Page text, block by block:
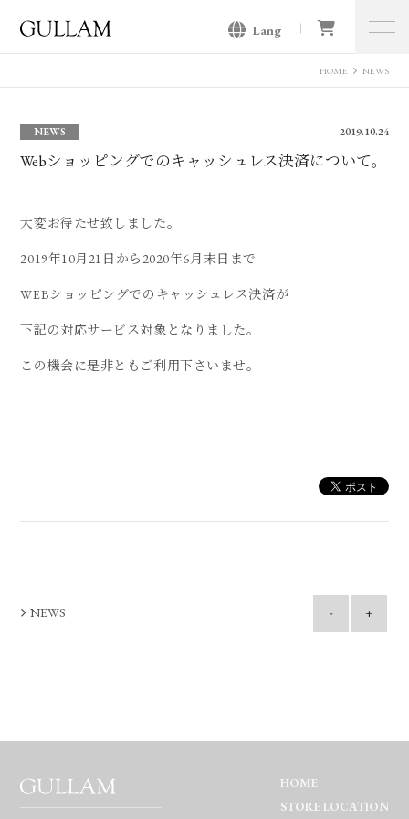
Lang
HOME NEWS
NEWS 2019.10.24
Webショッピングでのキャッシュレス決済について。
大変お待たせ致しました。
2019年10月21日から2020年6月末日まで
WEBショッピングでのキャッシュレス決済が
下記の対応サービス対象となりました。
この機会に是非ともご利用下さいませ。
NEWS - +
HOME
STORE LOCATION